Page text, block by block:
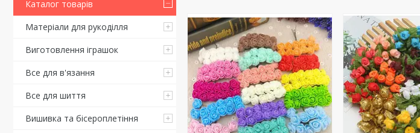
Каталог товарів
Матеріали для рукоділля
Виготовлення іграшок
Все для в'язання
Все для шиття
Вишивка та бісероплетіння